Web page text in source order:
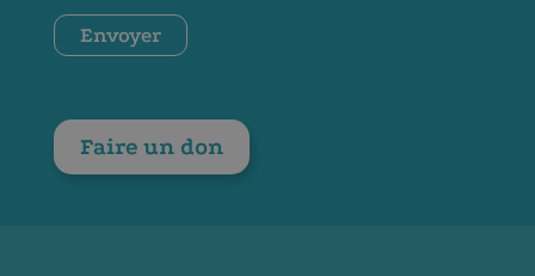
CAPTCHA
Envoyer
Faire un don